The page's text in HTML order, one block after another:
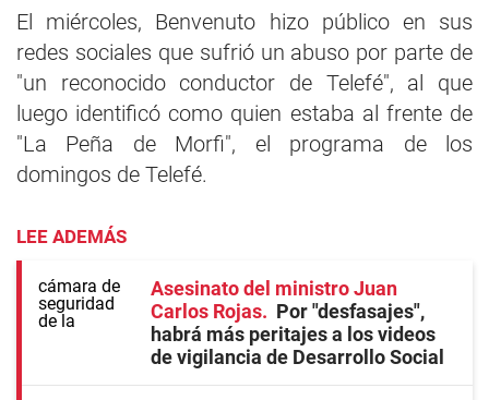
El miércoles, Benvenuto hizo público en sus
redes sociales que sufrió un abuso por parte de
"un reconocido conductor de Telefé", al que
luego identificó como quien estaba al frente de
"La Peña de Morfi", el programa de los
domingos de Telefé.
LEE ADEMÁS
Asesinato del ministro Juan
Carlos Rojas
Por "desfasajes",
habrá más peritajes a los videos
de vigilancia de Desarrollo Social